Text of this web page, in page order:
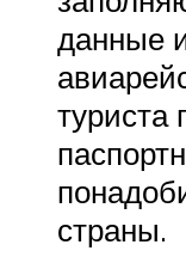
данные
туриста
страны.